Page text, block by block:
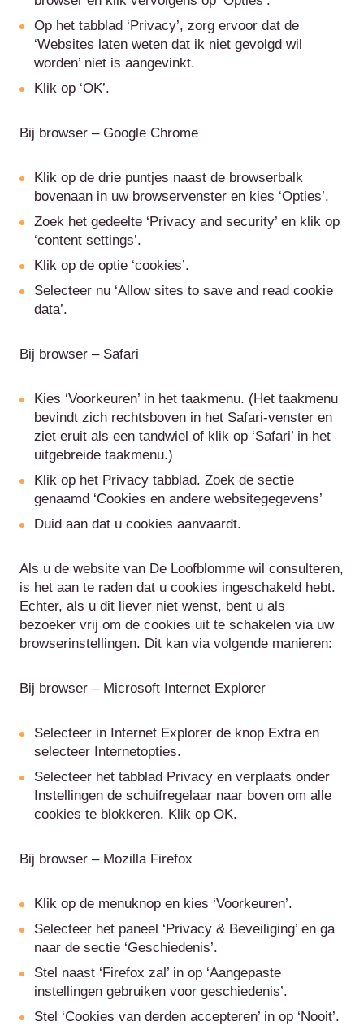
Op het tabblad ‘Privacy’, zorg ervoor dat de
‘Websites laten weten dat ik niet gevolgd wil
worden’ niet is aangevinkt.
Klik op ‘OK’.
Bij browser – Google Chrome
Klik op de drie puntjes naast de browserbalk
bovenaan in uw browservenster en kies ‘Opties’.
Zoek het gedeelte ‘Privacy and security’ en klik op
‘content settings’.
Klik op de optie ‘cookies’.
Selecteer nu ‘Allow sites to save and read cookie
data’.
Bij browser – Safari
Kies ‘Voorkeuren’ in het taakmenu. (Het taakmenu
bevindt zich rechtsboven in het Safari-venster en
ziet eruit als een tandwiel of klik op ‘Safari’ in het
uitgebreide taakmenu.)
Klik op het Privacy tabblad. Zoek de sectie
genaamd ‘Cookies en andere websitegegevens’
Duid aan dat u cookies aanvaardt.
Als u de website van De Loofblomme wil consulteren,
is het aan te raden dat u cookies ingeschakeld hebt.
Echter, als u dit liever niet wenst, bent u als
bezoeker vrij om de cookies uit te schakelen via uw
browserinstellingen. Dit kan via volgende manieren:
Bij browser – Microsoft Internet Explorer
Selecteer in Internet Explorer de knop Extra en
selecteer Internetopties.
Selecteer het tabblad Privacy en verplaats onder
Instellingen de schuifregelaar naar boven om alle
cookies te blokkeren. Klik op OK.
Bij browser – Mozilla Firefox
Klik op de menuknop en kies ‘Voorkeuren’.
Selecteer het paneel ‘Privacy & Beveiliging’ en ga
naar de sectie ‘Geschiedenis’.
Stel naast ‘Firefox zal’ in op ‘Aangepaste
instellingen gebruiken voor geschiedenis’.
Stel ‘Cookies van derden accepteren’ in op ‘Nooit’.